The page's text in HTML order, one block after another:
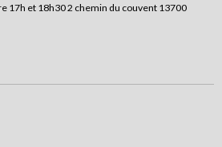
17h et 18h30 2 chemin du couvent 13700